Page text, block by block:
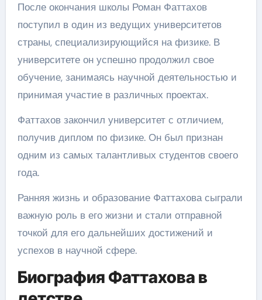
После окончания школы Роман Фаттахов
поступил в один из ведущих университетов
страны, специализирующийся на физике. В
университете он успешно продолжил свое
обучение, занимаясь научной деятельностью и
принимая участие в различных проектах.
Фаттахов закончил университет с отличием,
получив диплом по физике. Он был признан
одним из самых талантливых студентов своего
года.
Ранняя жизнь и образование Фаттахова сыграли
важную роль в его жизни и стали отправной
точкой для его дальнейших достижений и
успехов в научной сфере.
Биография Фаттахова в